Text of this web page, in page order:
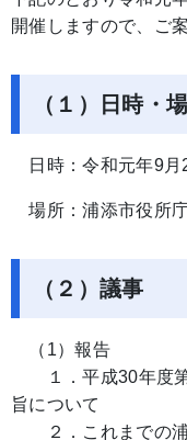
開催しますので、ご
（１）日時・
日時：令和元年9月
場所：浦添市役所
（２）議事
（1）報告
１．平成30年度第
旨について
２．これまでの浦